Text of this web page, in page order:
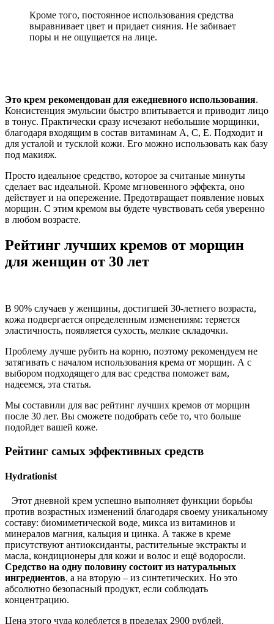
Кроме того, постоянное использования средства
выравнивает цвет и придает сияния. Не забивает
поры и не ощущается на лице.
Это крем рекомендован для ежедневного использования.
Консистенция эмульсии быстро впитывается и приводит лицо
в тонус. Практически сразу исчезают небольшие морщинки,
благодаря входящим в состав витаминам А, С, Е. Подходит и
для усталой и тусклой кожи. Его можно использовать как базу
под макияж.
Просто идеальное средство, которое за считаные минуты
сделает вас идеальной. Кроме мгновенного эффекта, оно
действует и на опережение. Предотвращает появление новых
морщин. С этим кремом вы будете чувствовать себя уверенно
в любом возрасте.
Рейтинг лучших кремов от морщин
для женщин от 30 лет
В 90% случаев у женщины, достигшей 30-летнего возраста,
кожа подвергается определенным изменениям: теряется
эластичность, появляется сухость, мелкие складочки.
Проблему лучше рубить на корню, поэтому рекомендуем не
затягивать с началом использования крема от морщин. А с
выбором подходящего для вас средства поможет вам,
надеемся, эта статья.
Мы составили для вас рейтинг лучших кремов от морщин
после 30 лет. Вы сможете подобрать себе то, что больше
подойдет вашей коже.
Рейтинг самых эффективных средств
Hydrationist
Этот дневной крем успешно выполняет функции борьбы
против возрастных изменений благодаря своему уникальному
составу: биомиметической воде, микса из витаминов и
минералов магния, кальция и цинка. А также в креме
присутствуют антиоксиданты, растительные экстракты и
масла, кондиционеры для кожи и волос и ещё водоросли.
Средство на одну половину состоит из натуральных
ингредиентов, а на вторую – из синтетических. Но это
абсолютно безопасный продукт, если соблюдать
концентрацию.
Цена этого чуда колеблется в пределах 2900 рублей.